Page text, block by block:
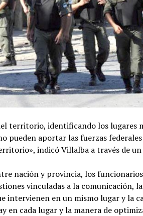
territorio, identificando los lugares
pueden aportar las fuerzas
indicó Villalba a través de
nación y provincia, los
vinculadas a la comunicación,
intervienen en un mismo lugar y la
en cada lugar y la manera de